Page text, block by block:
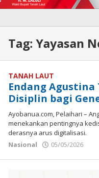
Tag:Yayasan
TANAH LAUT
Endang
Disiplin bagi
Ayobanua.com, Pelaihari –
menekankan pentingnya
derasnya arus digitalisasi.
Nasional
05/05/2026